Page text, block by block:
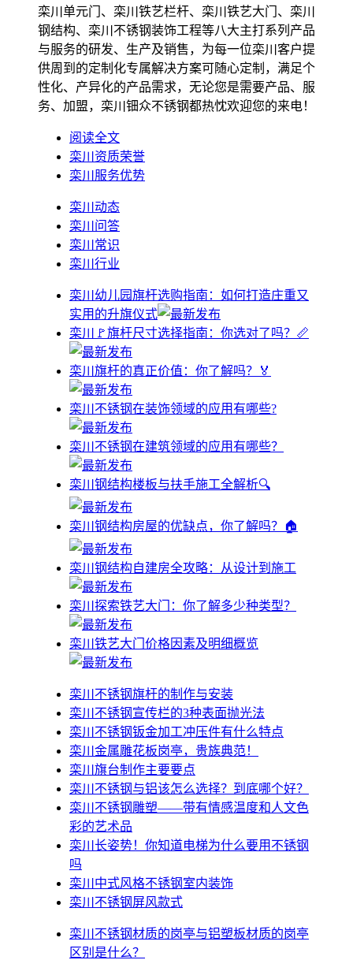
栾川单元门、栾川铁艺栏杆、栾川铁艺大门、栾川
钢结构、栾川不锈钢装饰工程等八大主打系列产品
与服务的研发、生产及销售，为每一位栾川客户提
供周到的定制化专属解决方案可随心定制，满足个
性化、产异化的产品需求，无论您是需要产品、服
务、加盟，栾川钿众不锈钢都热忱欢迎您的来电！
阅读全文
栾川资质荣誉
栾川服务优势
栾川动态
栾川问答
栾川常识
栾川行业
栾川幼儿园旗杆选购指南：如何打造庄重又
实用的升旗仪式
栾川🚩旗杆尺寸选择指南：你选对了吗？📏
栾川旗杆的真正价值：你了解吗？🏅
栾川不锈钢在装饰领域的应用有哪些?
栾川不锈钢在建筑领域的应用有哪些？
栾川钢结构楼板与扶手施工全解析🔍
栾川钢结构房屋的优缺点，你了解吗？🏠
栾川钢结构自建房全攻略：从设计到施工
栾川探索铁艺大门：你了解多少种类型？
栾川铁艺大门价格因素及明细概览
栾川不锈钢旗杆的制作与安装
栾川不锈钢宣传栏的3种表面抛光法
栾川不锈钢钣金加工冲压件有什么特点
栾川金属雕花板岗亭，贵族典范！
栾川旗台制作主要要点
栾川不锈钢与铝该怎么选择？到底哪个好？
栾川不锈钢雕塑——带有情感温度和人文色
彩的艺术品
栾川​长姿势！你知道电梯为什么要用不锈钢
吗
栾川中式风格不锈钢室内装饰
栾川不锈钢屏风款式
栾川不锈钢材质的岗亭与铝塑板材质的岗亭
区别是什么？